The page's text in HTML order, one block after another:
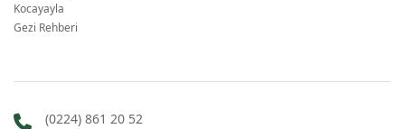
Kocayayla
Gezi Rehberi
(0224) 861 20 52